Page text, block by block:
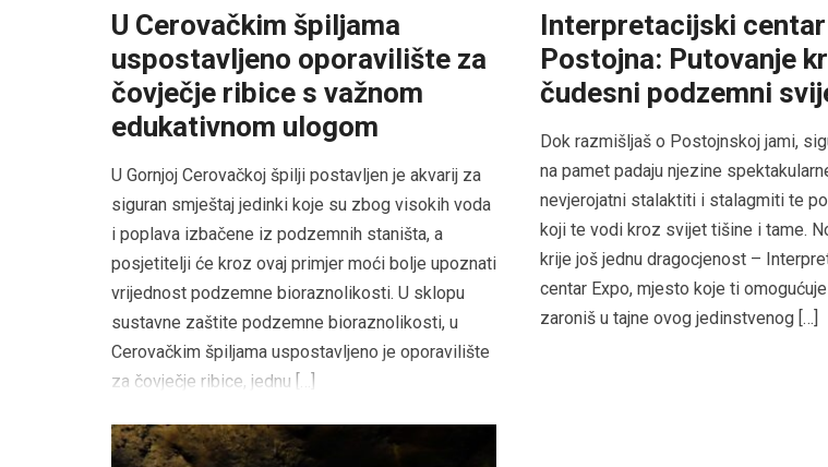
U Cerovačkim špiljama
uspostavljeno oporavilište za
čovječje ribice s važnom
edukativnom ulogom
U Gornjoj Cerovačkoj špilji postavljen je akvarij za
siguran smještaj jedinki koje su zbog visokih voda
i poplava izbačene iz podzemnih staništa, a
posjetitelji će kroz ovaj primjer moći bolje upoznati
vrijednost podzemne bioraznolikosti. U sklopu
sustavne zaštite podzemne bioraznolikosti, u
Cerovačkim špiljama uspostavljeno je oporavilište
za čovječje ribice, jednu […]
Interpretacijski centar
Postojna: Putovanje
čudesni podzemni
Dok razmišljaš o Postojnskoj jami,
na pamet padaju njezine
nevjerojatni stalaktiti i stalagmiti te
koji te vodi kroz svijet tišine i tame.
krije još jednu dragocjenost –
centar Expo, mjesto koje ti
zaroniš u tajne ovog jedinstvenog […]